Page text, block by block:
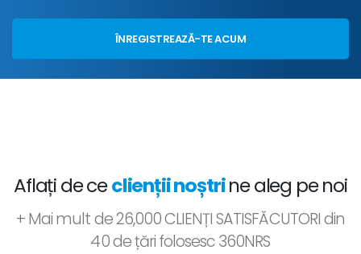
ÎNREGISTREAZĂ-TE ACUM
Aflați de ceclienții noștrine aleg pe noi
+ Mai mult de 26,000 CLIENȚI SATISFĂCUTORI din
40 de țări folosesc 360NRS